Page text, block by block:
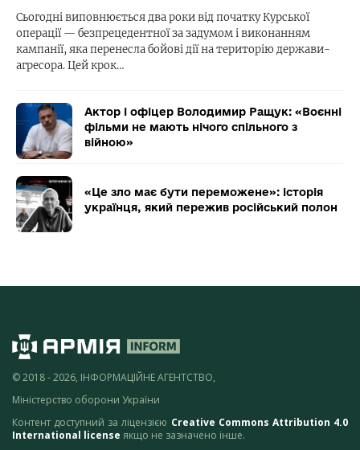
Сьогодні виповнюється два роки від початку Курської
операції — безпрецедентної за задумом і виконанням
кампанії, яка перенесла бойові дії на територію держави-
агресора. Цей крок…
Актор і офіцер Володимир Ращук: «Воєнні
фільми не мають нічого спільного з
війною»
«Це зло має бути переможене»: історія
українця, який пережив російський полон
© 2018 - 2026, ІНФОРМАЦІЙНЕ АГЕНТСТВО,
Міністерство оборони України
Контент доступний за ліцензією Creative Commons Attribution 4.0
International license якщо не зазначено інше.